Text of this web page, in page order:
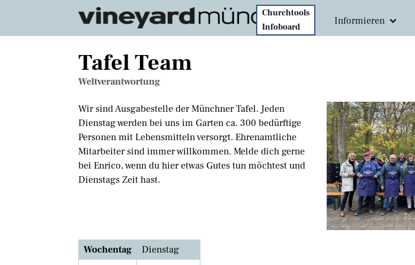
Churchtools
Infoboard
Informieren
Über Vineyard
Kontakt / Anfahrt
Tafel Team
Weltverantwortung
Wir sind Ausgabestelle der Münchner Tafel. Jeden
Dienstag werden bei uns im Garten ca. 300 bedürftige
Personen mit Lebensmitteln versorgt. Ehrenamtliche
Mitarbeiter sind immer willkommen. Melde dich gerne
bei Enrico, wenn du hier etwas Gutes tun möchtest und
Dienstags Zeit hast.
Wochentag
Dienstag